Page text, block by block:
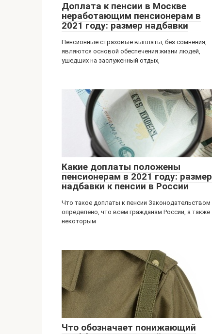
Доплата к пенсии в Москве
неработающим пенсионерам в
2021 году: размер надбавки
Пенсионные страховые выплаты, без сомнения,
являются основой обеспечения жизни людей,
ушедших на заслуженный отдых,
Какие доплаты положены
пенсионерам в 2021 году: размер
надбавки к пенсии в России
Что такое доплаты к пенсии Законодательством
определено, что всем гражданам России, а также
некоторым
Что обозначает понижающий